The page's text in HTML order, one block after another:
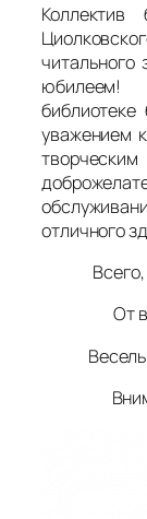
читального
юбилеем!
уважением
отличного
От